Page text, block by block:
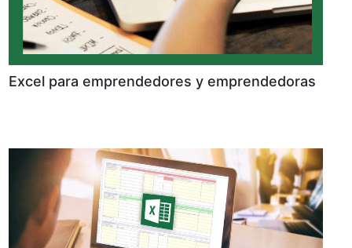
Excel para emprendedores y emprendedoras